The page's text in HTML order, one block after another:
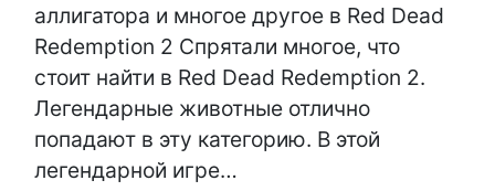
аллигатора и многое другое в Red Dead
Redemption 2 Спрятали многое, что
стоит найти в Red Dead Redemption 2.
Легендарные животные отлично
попадают в эту категорию. В этой
легендарной игре…